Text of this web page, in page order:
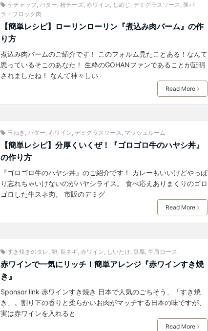
ケチャップ, バター 粉チーズ, 赤ワイン しめじ デミグラスソース 豚バ
ラ・ブロック肉
【簡単レシピ】ローリンローリン『煮込み肉バーム』の作
り方
煮込み肉バームのご紹介です！ このフォルム見たことある！なんて
思っているそこのあなた！ 生粋のGOHANファンであることが証明
されましたね！ なんて神々しい
Read More
玉ねぎ, バター, 赤ワイン, デミグラスソース, マッシュルーム
【簡単レシピ】分厚くいくぜ！『ゴロゴロ牛のハヤシ丼』
の作り方
『ゴロゴロ牛のハヤシ丼』のご紹介です！ カレーもいいけどやっぱ
り忘れちゃいけないのがハヤシライス。 食べ応えありまくりのゴロ
ゴロした牛スネ肉。 市販のデミグ
Read More
すき焼きのタレ 卵 長ネギ, 赤ワイン しいたけ 豆腐, 牛肩ロース
赤ワインで一気にリッチ！簡単アレンジ『赤ワインすき焼
き』
Sponsor link 赤ワインすき焼き 日本で人気のごちそう、「すき焼
き」。割り下の香りと柔らかいお肉がマッチする日本の味ですが、
実は赤ワインを入れると
Read More